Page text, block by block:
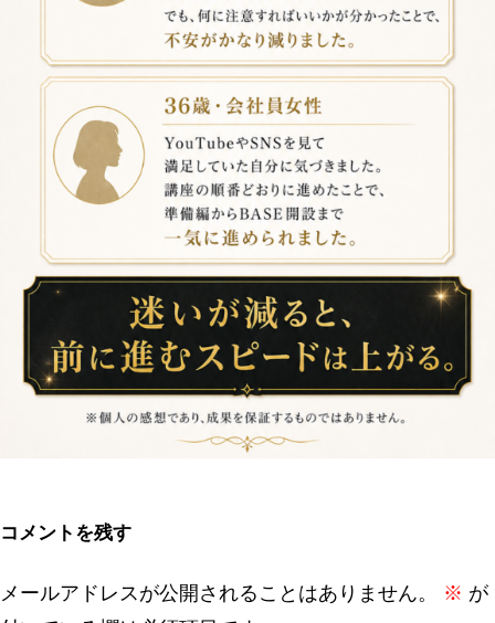
コメントを残す
メールアドレスが公開されることはありません。 ※ が